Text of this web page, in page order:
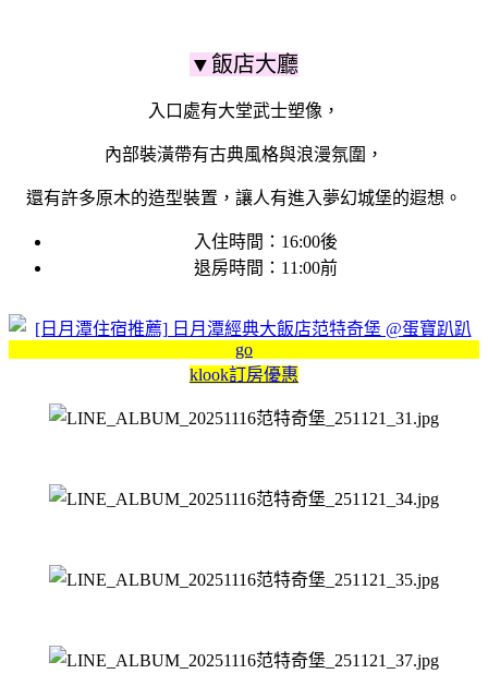
▼飯店大廳
入口處有大堂武士塑像，
內部裝潢帶有古典風格與浪漫氛圍，
還有許多原木的造型裝置，讓人有進入夢幻城堡的遐想。
入住時間：16:00後
退房時間：11:00前
klook訂房優惠